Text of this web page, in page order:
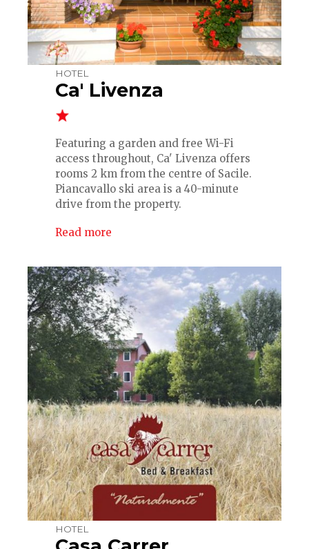
HOTEL
Ca' Livenza
Featuring a garden and free Wi-Fi
access throughout, Ca' Livenza offers
rooms 2 km from the centre of Sacile.
Piancavallo ski area is a 40-minute
drive from the property.
Read more
HOTEL